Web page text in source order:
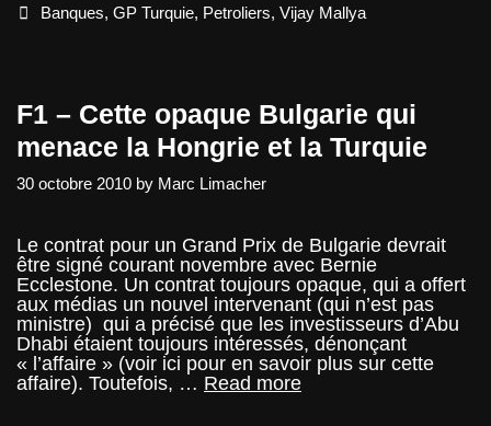
Tags
Banques,GP Turquie, Petroliers,Vijay Mallya
F1 – Cette opaque Bulgarie qui
menace la Hongrie et la Turquie
30 octobre 2010 by Marc Limacher
Le contrat pour un Grand Prix de Bulgarie devrait
être signé courant novembre avec Bernie
Ecclestone. Un contrat toujours opaque, qui a offert
aux médias un nouvel intervenant (qui n’est pas
ministre) qui a précisé que les investisseurs d’Abu
Dhabi étaient toujours intéressés, dénonçant
« l’affaire » (voir ici pour en savoir plus sur cette
affaire). Toutefois, … Read moreF1